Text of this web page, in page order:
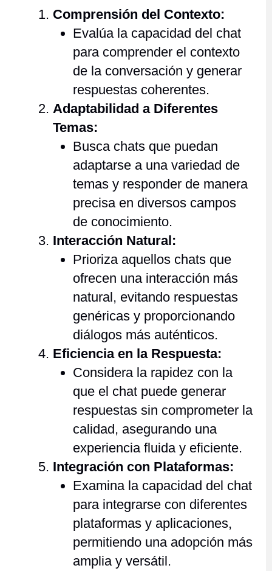
Comprensión del Contexto:
Evalúa la capacidad del chat
para comprender el contexto
de la conversación y generar
respuestas coherentes.
Adaptabilidad a Diferentes
Temas:
Busca chats que puedan
adaptarse a una variedad de
temas y responder de manera
precisa en diversos campos
de conocimiento.
Interacción Natural:
Prioriza aquellos chats que
ofrecen una interacción más
natural, evitando respuestas
genéricas y proporcionando
diálogos más auténticos.
Eficiencia en la Respuesta:
Considera la rapidez con la
que el chat puede generar
respuestas sin comprometer la
calidad, asegurando una
experiencia fluida y eficiente.
Integración con Plataformas:
Examina la capacidad del chat
para integrarse con diferentes
plataformas y aplicaciones,
permitiendo una adopción más
amplia y versátil.